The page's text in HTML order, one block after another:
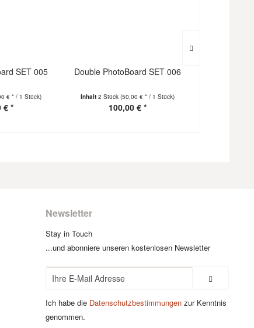
SET 005
€ * / 1 Stück)
€ *
Double PhotoBoard SET 006
Inhalt 2 Stück (50,00 € * / 1 Stück)
100,00 € *
Newsletter
Stay in Touch
...und abonniere unseren kostenlosen Newsletter
Ich habe die Datenschutzbestimmungen zur Kenntnis
genommen.